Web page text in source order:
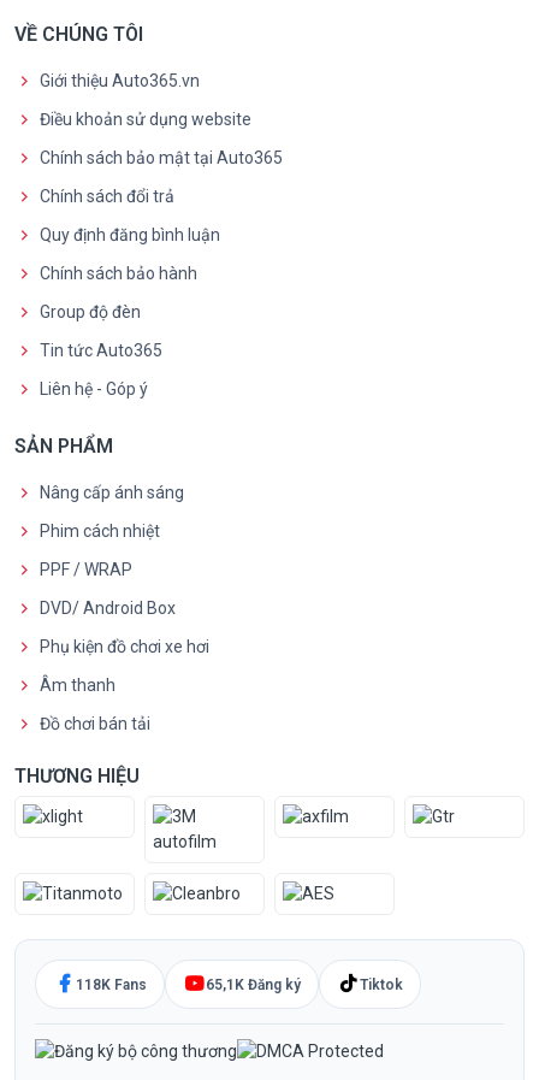
VỀ CHÚNG TÔI
Giới thiệu Auto365.vn
Điều khoản sử dụng website
Chính sách bảo mật tại Auto365
Chính sách đổi trả
Quy định đăng bình luận
Chính sách bảo hành
Group độ đèn
Tin tức Auto365
Liên hệ - Góp ý
SẢN PHẨM
Nâng cấp ánh sáng
Phim cách nhiệt
PPF / WRAP
DVD/ Android Box
Phụ kiện đồ chơi xe hơi
Âm thanh
Đồ chơi bán tải
THƯƠNG HIỆU
118K Fans 65,1K Đăng ký Tiktok